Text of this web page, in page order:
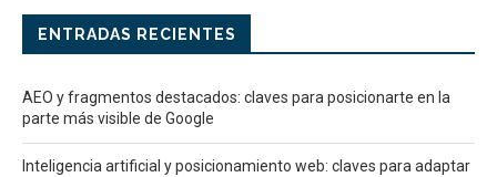
ENTRADAS RECIENTES
AEO y fragmentos destacados: claves para posicionarte en la
parte más visible de Google
Inteligencia artificial y posicionamiento web: claves para adaptar